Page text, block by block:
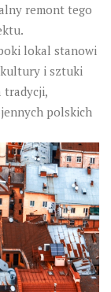
remont tego
lokal stanowi
kultury i sztuki
tradycji,
polskich